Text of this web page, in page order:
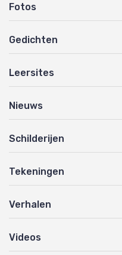
Fotos
Gedichten
Leersites
Nieuws
Schilderijen
Tekeningen
Verhalen
Videos